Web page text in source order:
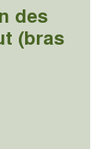
des
(bras